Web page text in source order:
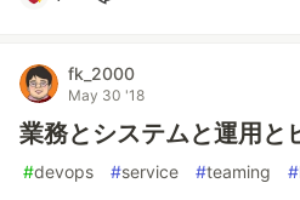
fk_2000
May 30 '18
業務とシステムと運用と
#devops #service #teaming #